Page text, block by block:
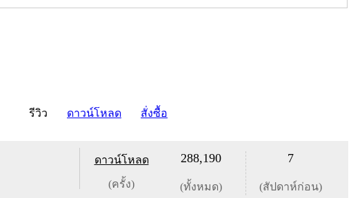
รีวิว ดาวน์โหลด สั่งซื้อ
ดาวน์โหลด
(ครั้ง)
288,190
(ทั้งหมด)
7
(สัปดาห์ก่อน)